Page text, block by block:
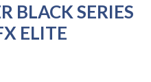
BLACK SERIES
ELITE